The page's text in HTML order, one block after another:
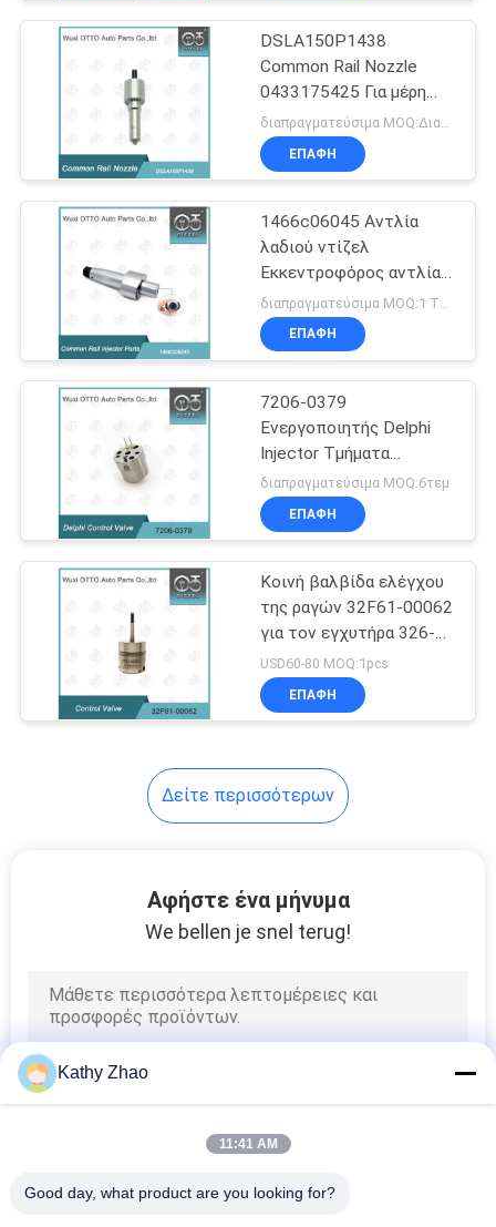
ντίζελ Chrysler υψηλής
ακρίβειας
DSLA150P1438
Common Rail Nozzle
0433175425 Για μέρη
αυτοκινήτων κινητήρων
ντίζελ
ΕΠΑΦΉ
1466c06045 Αντλία
λαδιού ντίζελ
Εκκεντροφόρος αντλία
ψεκασμού καυσίμου
Εκκεντροφόρος άξονας
για κινητήρες ντίζελ
ΕΠΑΦΉ
7206-0379
Ενεργοποιητής Delphi
Injector Τμήματα
Κοστούμι για Delphi
Injector/Engine
διαπραγματεύσιμα MOQ:6τεμ
ΕΠΑΦΉ
Κοινή βαλβίδα ελέγχου
της ραγών 32F61-00062
για τον εγχυτήρα 326-
4700 μηχανών diesel
USD60-80 MOQ:1pcs
ΕΠΑΦΉ
Δείτε περισσότερων
Αφήστε ένα μήνυμα
We bellen je snel terug!
Kathy Zhao
11:41 AM
Good day, what product are you looking for?